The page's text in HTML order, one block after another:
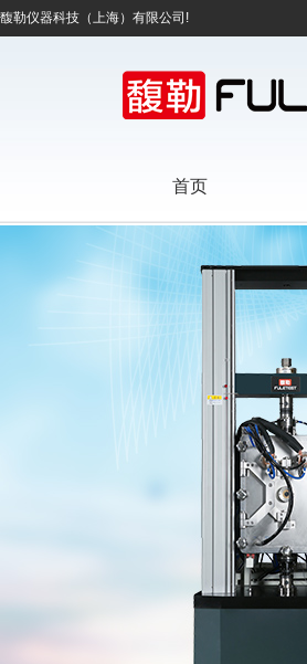
馥勒仪器科技（上海）有限公司!
首页